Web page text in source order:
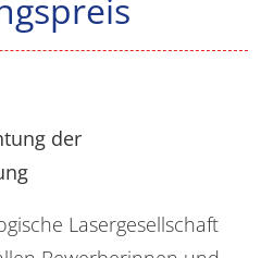
der
Lasergesellschaft